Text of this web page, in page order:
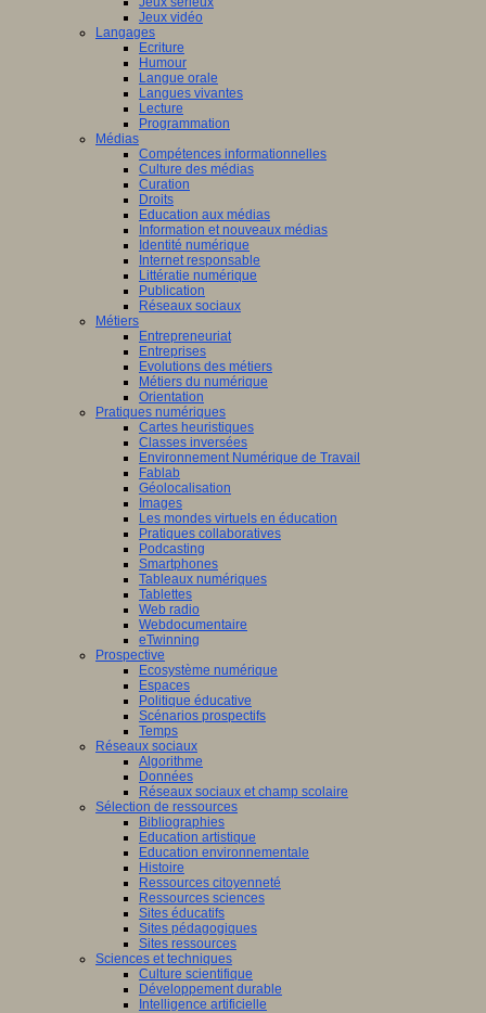
Jeux vidéo
Langages
Ecriture
Humour
Langue orale
Langues vivantes
Lecture
Programmation
Médias
Compétences informationnelles
Culture des médias
Curation
Droits
Education aux médias
Information et nouveaux médias
Identité numérique
Internet responsable
Littératie numérique
Publication
Réseaux sociaux
Métiers
Entrepreneuriat
Entreprises
Evolutions des métiers
Métiers du numérique
Orientation
Pratiques numériques
Cartes heuristiques
Classes inversées
Environnement Numérique de Travail
Fablab
Géolocalisation
Images
Les mondes virtuels en éducation
Pratiques collaboratives
Podcasting
Smartphones
Tableaux numériques
Tablettes
Web radio
Webdocumentaire
eTwinning
Prospective
Ecosystème numérique
Espaces
Politique éducative
Scénarios prospectifs
Temps
Réseaux sociaux
Algorithme
Données
Réseaux sociaux et champ scolaire
Sélection de ressources
Bibliographies
Education artistique
Education environnementale
Histoire
Ressources citoyenneté
Ressources sciences
Sites éducatifs
Sites pédagogiques
Sites ressources
Sciences et techniques
Culture scientifique
Développement durable
Intelligence artificielle